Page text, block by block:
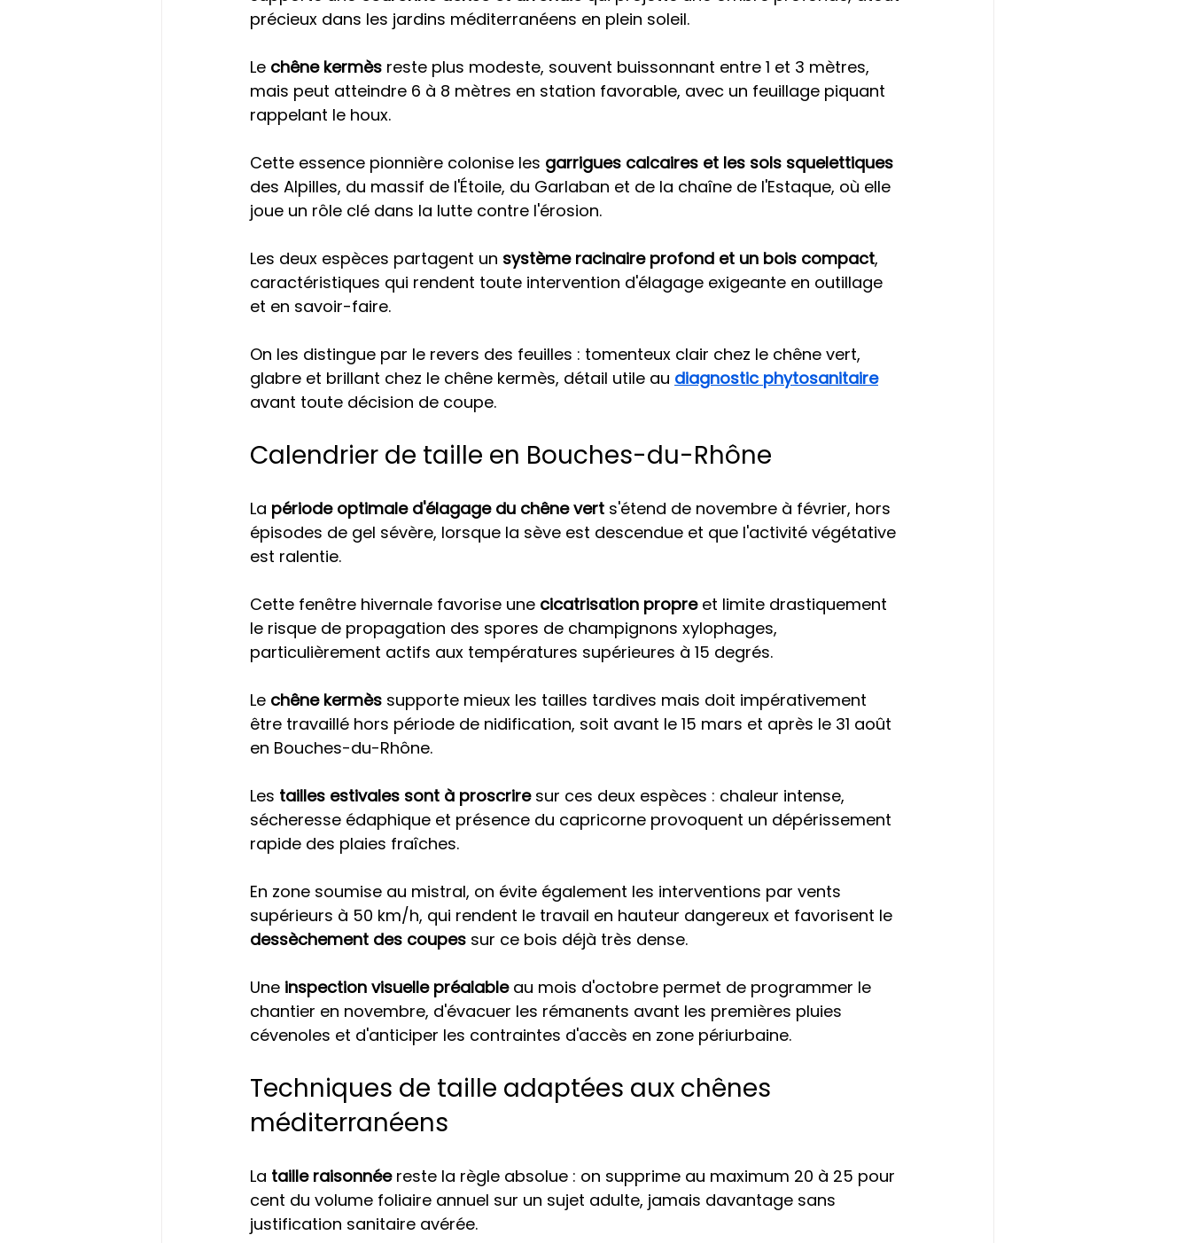
précieux dans les jardins méditerranéens en plein soleil.
Le chêne kermès reste plus modeste, souvent buissonnant entre 1 et 3 mètres,
mais peut atteindre 6 à 8 mètres en station favorable, avec un feuillage piquant
rappelant le houx.
Cette essence pionnière colonise les garrigues calcaires et les sols squelettiques
des Alpilles, du massif de l'Étoile, du Garlaban et de la chaîne de l'Estaque, où elle
joue un rôle clé dans la lutte contre l'érosion.
Les deux espèces partagent un système racinaire profond et un bois compact,
caractéristiques qui rendent toute intervention d'élagage exigeante en outillage
et en savoir-faire.
On les distingue par le revers des feuilles : tomenteux clair chez le chêne vert,
glabre et brillant chez le chêne kermès, détail utile au diagnostic phytosanitaire
avant toute décision de coupe.
Calendrier de taille en Bouches-du-Rhône
La période optimale d'élagage du chêne vert s'étend de novembre à février, hors
épisodes de gel sévère, lorsque la sève est descendue et que l'activité végétative
est ralentie.
Cette fenêtre hivernale favorise une cicatrisation propre et limite drastiquement
le risque de propagation des spores de champignons xylophages,
particulièrement actifs aux températures supérieures à 15 degrés.
Le chêne kermès supporte mieux les tailles tardives mais doit impérativement
être travaillé hors période de nidification, soit avant le 15 mars et après le 31 août
en Bouches-du-Rhône.
Les tailles estivales sont à proscrire sur ces deux espèces : chaleur intense,
sécheresse édaphique et présence du capricorne provoquent un dépérissement
rapide des plaies fraîches.
En zone soumise au mistral, on évite également les interventions par vents
supérieurs à 50 km/h, qui rendent le travail en hauteur dangereux et favorisent le
dessèchement des coupes sur ce bois déjà très dense.
Une inspection visuelle préalable au mois d'octobre permet de programmer le
chantier en novembre, d'évacuer les rémanents avant les premières pluies
cévenoles et d'anticiper les contraintes d'accès en zone périurbaine.
Techniques de taille adaptées aux chênes
méditerranéens
La taille raisonnée reste la règle absolue : on supprime au maximum 20 à 25 pour
cent du volume foliaire annuel sur un sujet adulte, jamais davantage sans
justification sanitaire avérée.